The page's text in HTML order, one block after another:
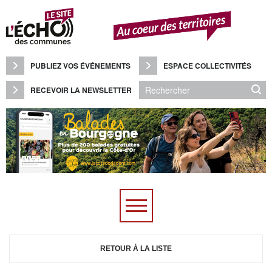
PUBLIEZ VOS ÉVÉNEMENTS ESPACE COLLECTIVITÉS
RECEVOIR LA NEWSLETTER
RETOUR À LA LISTE
Panneau de gestion des cookies